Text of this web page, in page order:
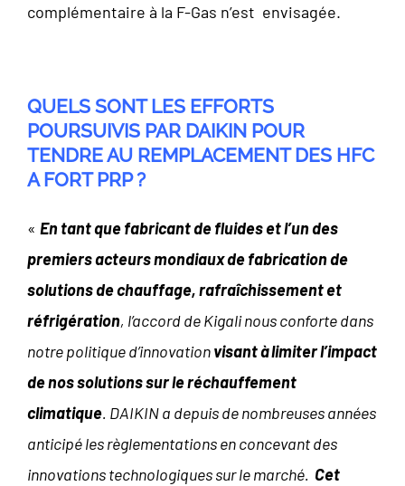
complémentaire à la F-Gas n’est envisagée.
QUELS SONT LES EFFORTS
POURSUIVIS PAR DAIKIN POUR
TENDRE AU REMPLACEMENT DES HFC
A FORT PRP ?
« En tant que fabricant de fluides et l’un des
premiers acteurs mondiaux de fabrication de
solutions de chauffage, rafraîchissement et
réfrigération, l’accord de Kigali nous conforte dans
notre politique d’innovationvisant à limiter l’impact
de nos solutions sur le réchauffement
climatique. DAIKIN a depuis de nombreuses années
anticipé les règlementations en concevant des
innovations technologiques sur le marché. Cet